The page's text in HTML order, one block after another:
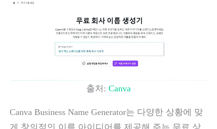
출처: Canva
Canva Business Name Generator는 다양한 상황에 맞
게 창의적인 이름 아이디어를 제공해 주는 무료 상